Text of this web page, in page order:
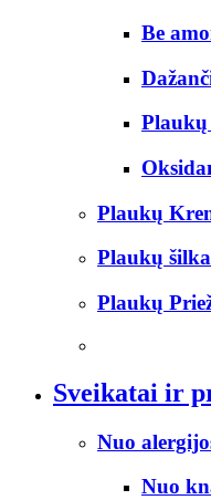
Be
Plaukų
Plaukų
Plaukų
Plaukų
Sveikatai ir
Nuo
Nuo